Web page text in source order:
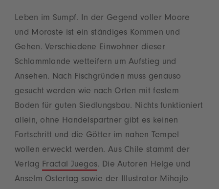
Leben im Sumpf. In der Gegend voller Moore
und Moraste ist ein ständiges Kommen und
Gehen. Verschiedene Einwohner dieser
Schlammlande wetteifern um Aufstieg und
Ansehen. Nach Fischgründen muss genauso
gesucht werden wie nach Orten mit festem
Boden für guten Siedlungsbau. Nichts funktioniert
allein, ohne Handelspartner gibt es keinen
Fortschritt und die Götter im nahen Tempel
wollen erweckt werden. Aus Chile stammt der
Verlag Fractal Juegos. Die Autoren Helge und
Anselm Ostertag sowie der Illustrator Mihajlo